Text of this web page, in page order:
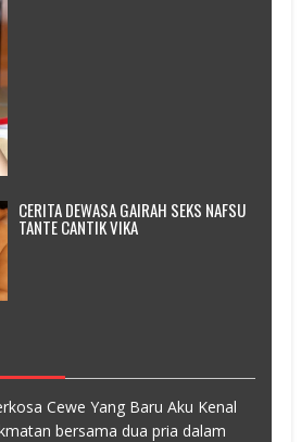
CERITA DEWASA GAIRAH SEKS NAFSU
TANTE CANTIK VIKA
Cewe Yang Baru Aku Kenal
bersama dua pria dalam